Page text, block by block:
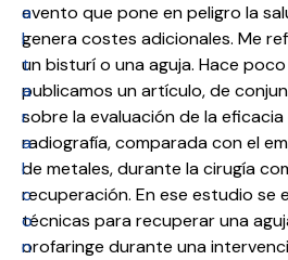
a
l
t
a
r
a
l
c
o
n
evento que pone en peligro la
genera costes adicionales. Me
un bisturí o una aguja. Hace
publicamos un artículo, de
sobre la evaluación de la
radiografía, comparada con el
de metales, durante la cirugía
recuperación. En ese estudio se
técnicas para recuperar una
orofaringe durante una